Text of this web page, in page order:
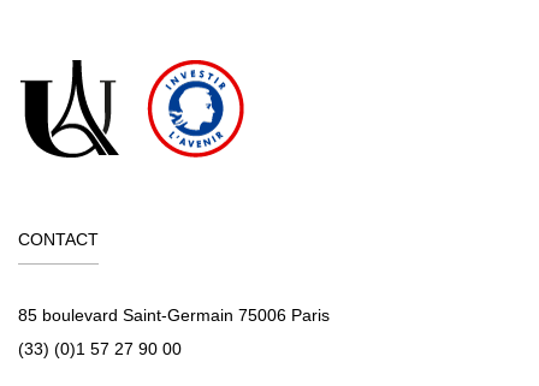
CONTACT
85 boulevard Saint-Germain 75006 Paris
(33) (0)1 57 27 90 00